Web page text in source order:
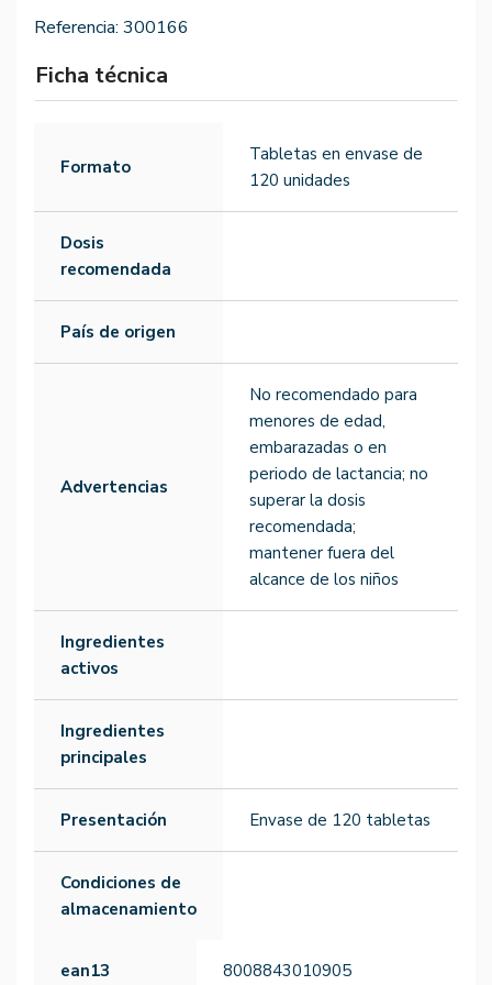
Referencia: 300166
Ficha técnica
Formato
Tabletas en envase de
120 unidades
Dosis
recomendada
País de origen
Advertencias
No recomendado para
menores de edad,
embarazadas o en
periodo de lactancia; no
superar la dosis
recomendada;
mantener fuera del
alcance de los niños
Ingredientes
activos
Ingredientes
principales
Presentación Envase de 120 tabletas
Condiciones de
almacenamiento
ean13 8008843010905